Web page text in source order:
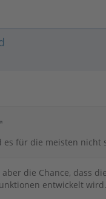
es für die meisten nicht
die Chance, dass
entwickelt wird.